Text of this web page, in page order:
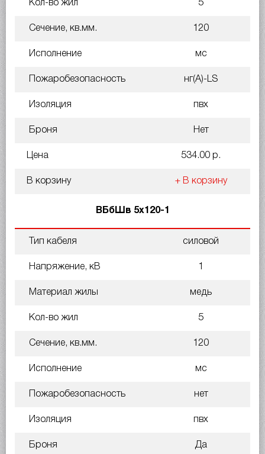
Кол-во жил 5
Сечение, кв.мм. 120
Исполнение мс
Пожаробезопасность нг(A)-LS
Изоляция пвх
Броня Нет
Цена 534.00 р.
В корзину + В корзину
ВБбШв 5х120-1
Тип кабеля силовой
Напряжение, кВ 1
Материал жилы медь
Кол-во жил 5
Сечение, кв.мм. 120
Исполнение мс
Пожаробезопасность нет
Изоляция пвх
Броня Да